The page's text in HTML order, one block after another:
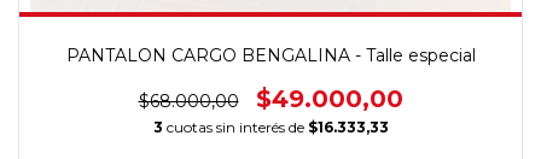
PANTALON CARGO BENGALINA - Talle especial
$68.000,00 $49.000,00
3 cuotas sin interés de $16.333,33